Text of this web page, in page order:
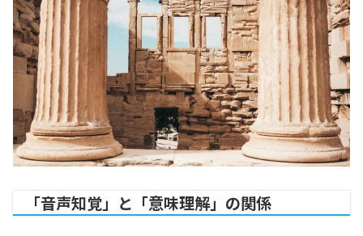
「音声知覚」と「意味理解」の関係